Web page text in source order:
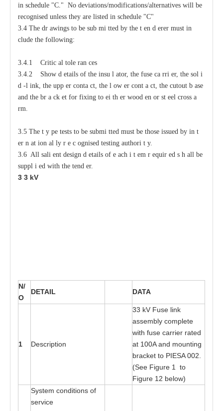
in schedule "C." No deviations/modifications/alternatives will be
recognised unless they are listed in schedule "C"
3.4 The dr awings to be sub mi tted by the t en d erer must in
clude the following:
3.4.1 Critic al tole ran ces
3.4.2 Show d etails of the insu l ator, the fuse ca rri er, the sol i
d -l ink, the upp er conta ct, the l ow er cont a ct, the cutout b ase
and the br a ck et for fixing to ei th er wood en or st eel cross a
rm.
3.5 The t y pe tests to be submi tted must be those issued by in t
er n at ion al ly r e c ognised testing authori t y.
3.6 All sali ent design d etails of e ach i t em r equir ed s h all be
suppl i ed with the tend er.
3 3 kV
N/
O
DETAIL DATA
1 Description
33 kV Fuse link
assembly complete
with fuse carrier rated
at 100Aand mounting
bracket to PIESA 002
(See Figure 1 to
Figure 12 below)
System conditions of
service